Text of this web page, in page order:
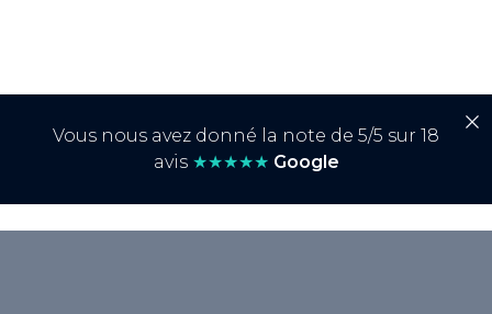
Vous nous avez donné la note de 5/5 sur 18
avis ★★★★★ Google